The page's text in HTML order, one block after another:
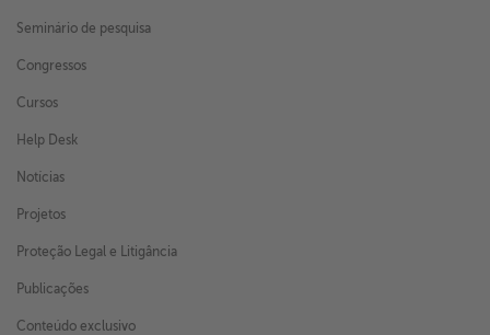
Seminário de pesquisa
Congressos
Cursos
Help Desk
Notícias
Projetos
Proteção Legal e Litigância
Publicações
Conteúdo exclusivo